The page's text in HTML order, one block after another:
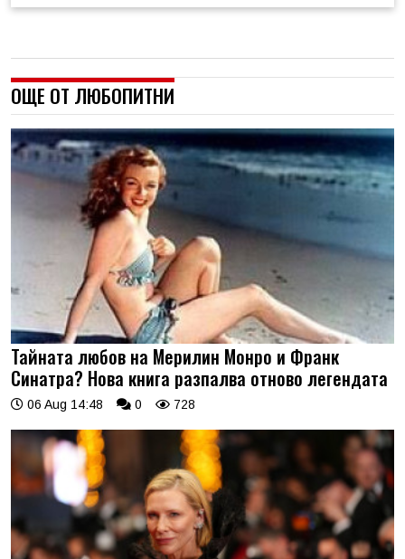
ОЩЕ ОТ ЛЮБОПИТНИ
Тайната любов на Мерилин Монро и Франк
Синатра? Нова книга разпалва отново легендата
06 Aug 14:48 0 728